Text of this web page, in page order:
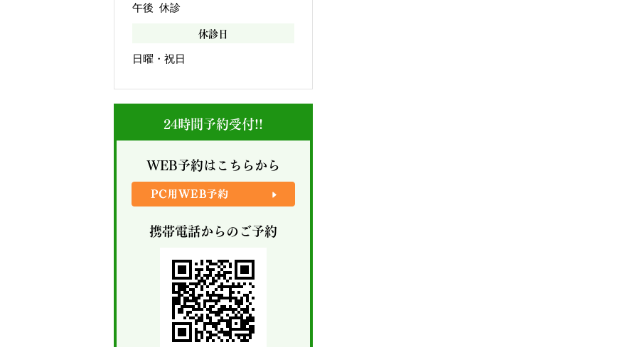
午後 休診
休診日
日曜・祝日
24時間予約受付!!
WEB予約はこちらから
携帯電話からのご予約